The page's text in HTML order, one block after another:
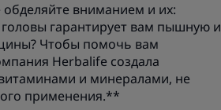
вниманием и их:
гарантирует вам пышную и
Чтобы помочь вам
Herbalife создала
и минералами, не
применения.**